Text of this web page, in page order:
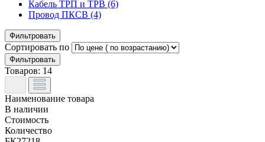
Кабель ТРП и ТРВ (6)
Провод ПКСВ (4)
Фильтровать
Сортировать по
Фильтровать
Товаров: 14
Наименование товара
В наличии
Стоимость
Количество